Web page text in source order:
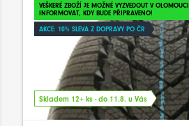
VEŠKERÉ ZBOŽÍ JE MOŽNÉ VYZVEDOUT V
INFORMOVAT, KDY BUDE PŘIPRAVENO!
AKCE: 10% SLEVA Z DOPRAVY PO ČR
Skladem 12+ ks - do 11.8. u Vás